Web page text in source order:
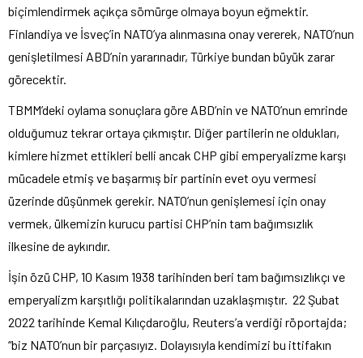
biçimlendirmek açıkça sömürge olmaya boyun eğmektir.
Finlandiya ve İsveç’in NATO’ya alınmasına onay vererek, NATO’nun
genişletilmesi ABD’nin yararınadır, Türkiye bundan büyük zarar
görecektir.
TBMM’deki oylama sonuçlara göre ABD’nin ve NATO’nun emrinde
olduğumuz tekrar ortaya çıkmıştır. Diğer partilerin ne oldukları,
kimlere hizmet ettikleri belli ancak CHP gibi emperyalizme karşı
mücadele etmiş ve başarmış bir partinin evet oyu vermesi
üzerinde düşünmek gerekir. NATO’nun genişlemesi için onay
vermek, ülkemizin kurucu partisi CHP’nin tam bağımsızlık
ilkesine de aykırıdır.
İşin özü CHP, 10 Kasım 1938 tarihinden beri tam bağımsızlıkçı ve
emperyalizm karşıtlığı politikalarından uzaklaşmıştır. 22 Şubat
2022 tarihinde Kemal Kılıçdaroğlu, Reuters’a verdiği röportajda;
“biz NATO’nun bir parçasıyız. Dolayısıyla kendimizi bu ittifakın